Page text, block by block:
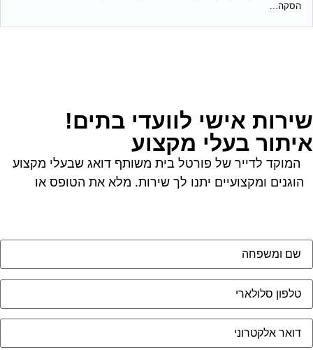
הסקה...
אישי לוועדי בתים!
בעלי מקצוע
המוקד לדייר של פורטל בית משותף דואג שבעלי מקצוע
הוגנים ומקצועיים יתנו לך שירות. מלא את הטופס אולחץ